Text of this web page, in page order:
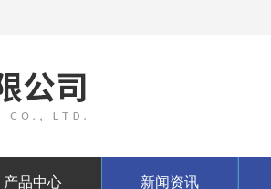
产品中心 新闻资讯